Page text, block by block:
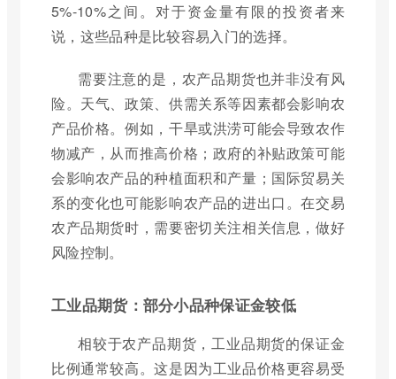
5%-10%之间。对于资金量有限的投资者来
说，这些品种是比较容易入门的选择。
需要注意的是，农产品期货也并非没有风
险。天气、政策、供需关系等因素都会影响农
产品价格。例如，干旱或洪涝可能会导致农作
物减产，从而推高价格；政府的补贴政策可能
会影响农产品的种植面积和产量；国际贸易关
系的变化也可能影响农产品的进出口。在交易
农产品期货时，需要密切关注相关信息，做好
风险控制。
工业品期货：部分小品种保证金较低
相较于农产品期货，工业品期货的保证金
比例通常较高。这是因为工业品价格更容易受